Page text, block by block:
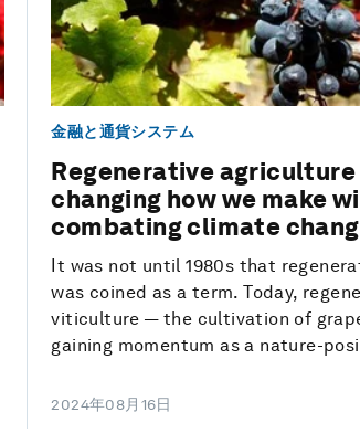
金融と通貨システム
Regenerative agriculture
changing how we make
combating climate
It was not until 1980s that
was coined as a term. Today,
viticulture — the cultivation of
gaining momentum as a nature-
2024年08月16日